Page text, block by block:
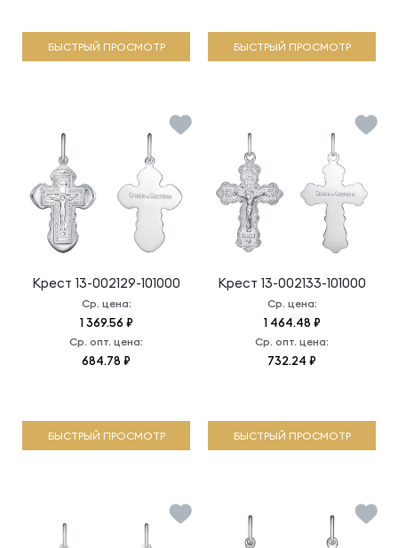
БЫСТРЫЙ ПРОСМОТР БЫСТРЫЙ ПРОСМОТР
Крест 13-002129-101000
Ср. цена:
1 369.56 ₽
Ср. опт. цена:
684.78 ₽
БЫСТРЫЙ ПРОСМОТР
Крест 13-002133-101000
Ср. цена:
1 464.48 ₽
Ср. опт. цена:
732.24 ₽
БЫСТРЫЙ ПРОСМОТР